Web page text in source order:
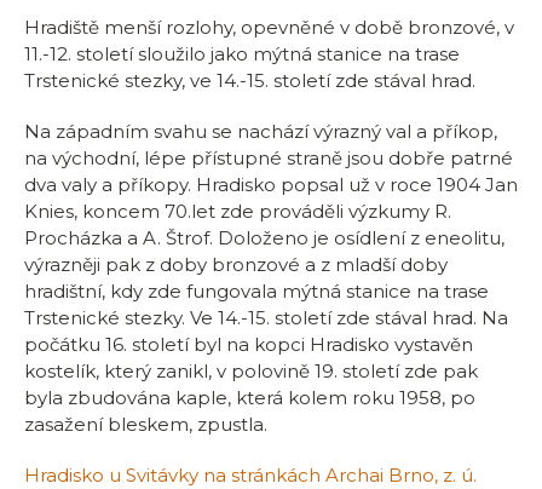
Hradiště menší rozlohy, opevněné v době bronzové, v
11.-12. století sloužilo jako mýtná stanice na trase
Trstenické stezky, ve 14.-15. století zde stával hrad.
Na západním svahu se nachází výrazný val a příkop,
na východní, lépe přístupné straně jsou dobře patrné
dva valy a příkopy. Hradisko popsal už v roce 1904 Jan
Knies, koncem 70.let zde prováděli výzkumy R.
Procházka a A. Štrof. Doloženo je osídlení z eneolitu,
výrazněji pak z doby bronzové a z mladší doby
hradištní, kdy zde fungovala mýtná stanice na trase
Trstenické stezky. Ve 14.-15. století zde stával hrad. Na
počátku 16. století byl na kopci Hradisko vystavěn
kostelík, který zanikl, v polovině 19. století zde pak
byla zbudována kaple, která kolem roku 1958, po
zasažení bleskem, zpustla.
Hradisko u Svitávky na stránkách Archai Brno, z. ú.